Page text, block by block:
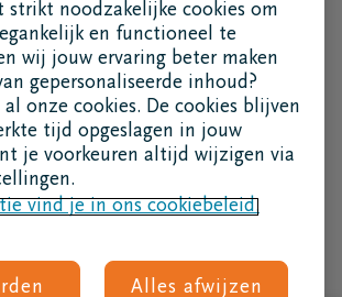
-17u
strikt noodzakelijke cookies om
en functioneel te
wij jouw ervaring beter maken
gepersonaliseerde inhoud?
al onze cookies. De cookies blijven
tijd opgeslagen in jouw
je voorkeuren altijd wijzigen via
vind je in ons cookiebeleid.
Alles afwijzen